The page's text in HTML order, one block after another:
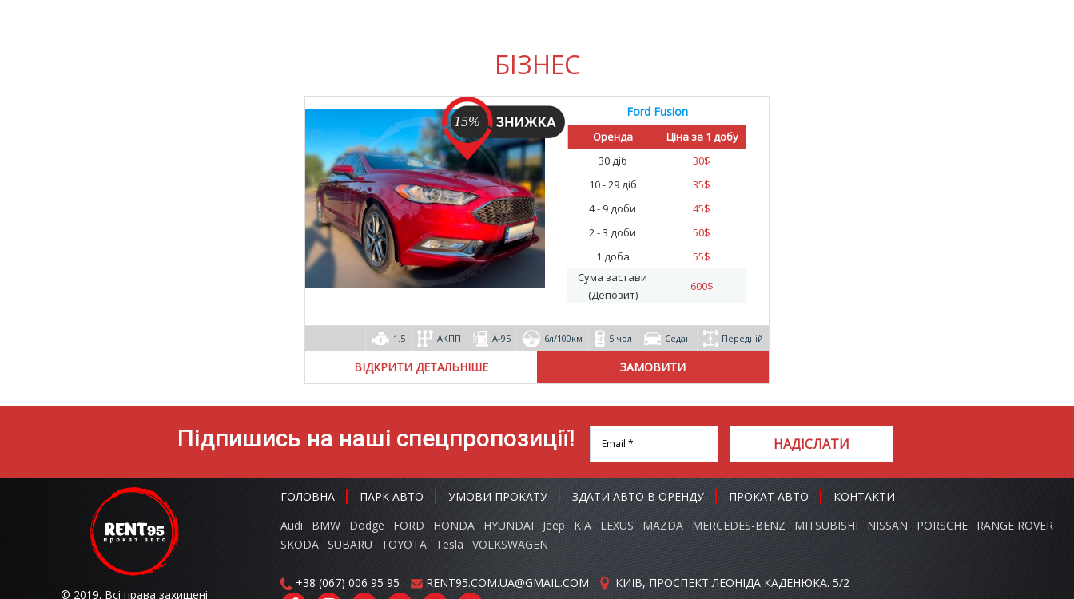
БІЗНЕС
15%
Ford Fusion
Оренда
Ціна за 1 добу
30 діб
30$
10 - 29 діб
35$
4 - 9 доби
45$
2 - 3 доби
50$
1 доба
55$
Сума застави
(Депозит)
600$
1.5 АКПП А-95 6л/100км 5 чол Седан Передній
ВІДКРИТИ ДЕТАЛЬНІШЕ
Підпишись на наші спецпропозиції! НАДІСЛАТИ
© 2019. Всі права захищені
ГОЛОВНА ПАРК АВТО УМОВИ ПРОКАТУ ЗДАТИ АВТО В ОРЕНДУ ПРОКАТ АВТО
КОНТАКТИ
Audi
BMW Dodge FORD HONDA HYUNDAI Jeep KIA LEXUS MAZDA MERCEDES-BENZ MITSUBISHI NISSAN PORSCHE
RANGE ROVER
SKODA SUBARU TOYOTA Tesla VOLKSWAGEN
+38 (067) 006 95 95 RENT95.COM.UA@GMAIL.COM КИЇВ, ПРОСПЕКТ ЛЕОНІДА КАДЕНЮКА. 5/2